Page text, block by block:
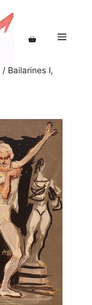
MENÚ
/ Bailarines I,